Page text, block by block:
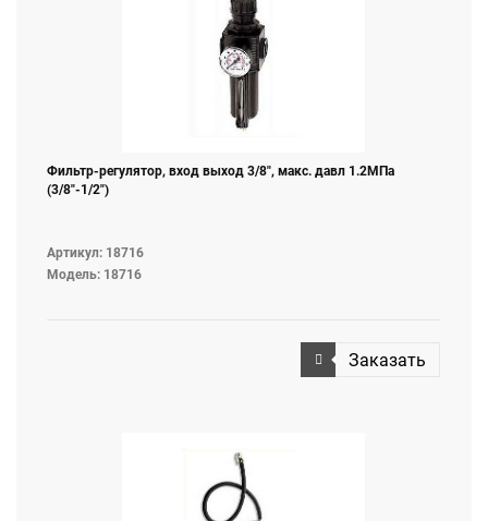
Фильтр-регулятор, вход выход 3/8", макс. давл 1.2МПа
(3/8"-1/2")
Артикул: 18716
Модель: 18716
Заказать